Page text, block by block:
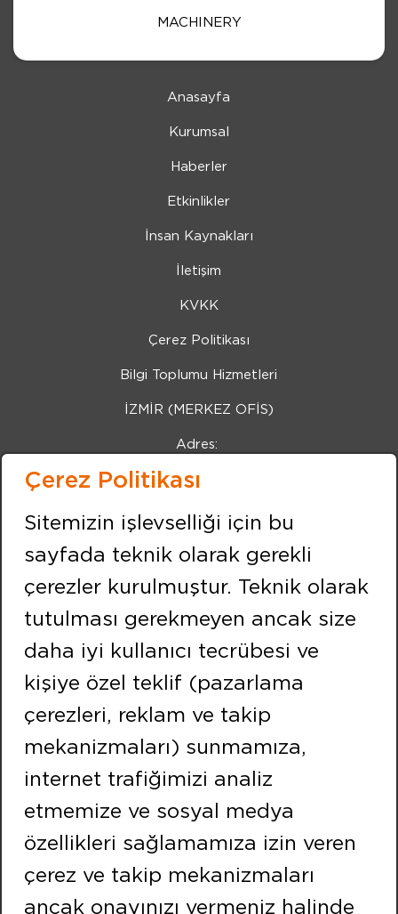
Çerez Politikası
Sitemizin işlevselliği için bu
sayfada teknik olarak gerekli
çerezler kurulmuştur. Teknik olarak
tutulması gerekmeyen ancak size
daha iyi kullanıcı tecrübesi ve
kişiye özel teklif (pazarlama
çerezleri, reklam ve takip
mekanizmaları) sunmamıza,
internet trafiğimizi analiz
etmemize ve sosyal medya
özellikleri sağlamamıza izin veren
çerez ve takip mekanizmaları
ancak onayınızı vermeniz halinde
MACHINERY
Anasayfa
Kurumsal
Haberler
Etkinlikler
İnsan Kaynakları
İletişim
KVKK
Çerez Politikası
Bilgi Toplumu Hizmetleri
İZMİR (MERKEZ OFİS)
Adres:
Fax: +90 232 479 91 91
Merkez Mahallesi Efnan Sokak No:9 Çekmeköy /
İSTANBUL
Tel: +90 216 466 47 00
Fax: +90 216 466 21 20
Copyright © kontekenerji.com.tr Tüm hakları saklıdır.